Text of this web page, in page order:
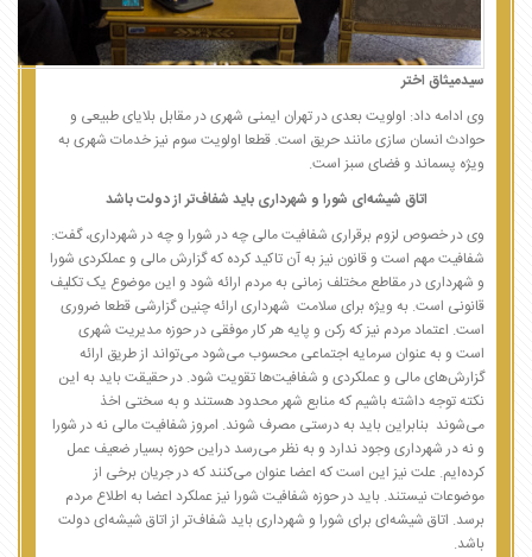
سیدمیثاق اختر
وی ادامه داد: اولویت بعدی در تهران ایمنی شهری در مقابل بلایای طبیعی و
حوادث انسان سازی مانند حریق است. قطعا اولویت سوم نیز خدمات شهری به
ویژه پسماند و فضای سبز است.
اتاق شیشه‌ای شورا و شهرداری باید شفاف‌تر از دولت باشد
وی در خصوص لزوم برقراری شفافیت مالی چه در شورا و چه در شهرداری، گفت:
شفافیت مهم است و قانون نیز به آن تاکید کرده که گزارش مالی و عملکردی شورا
و شهرداری در مقاطع مختلف زمانی به مردم ارائه شود و این موضوع یک تکلیف
قانونی است. به ویژه برای سلامت شهرداری ارائه چنین گزارشی قطعا ضروری
است. اعتماد مردم نیز که رکن و پایه هر کار موفقی در حوزه مدیریت شهری
است و به عنوان سرمایه اجتماعی محسوب می‌شود می‌تواند از طریق ارائه
گزارش‌های مالی و عملکردی و شفافیت‌ها تقویت شود. در حقیقت باید به این
نکته توجه داشته باشیم که منابع شهر محدود هستند و به سختی اخذ
می‌شوند بنابراین باید به درستی مصرف شوند. امروز شفافیت مالی نه در شورا
و نه در شهرداری وجود ندارد و به نظر می‌رسد دراین حوزه بسیار ضعیف عمل
کرده‌ایم. علت نیز این است که اعضا عنوان می‌کنند که در جریان برخی از
موضوعات نیستند. باید در حوزه شفافیت شورا نیز عملکرد اعضا به اطلاع مردم
برسد. اتاق شیشه‌ای برای شورا و شهرداری باید شفاف‌تر از اتاق شیشه‌ای دولت
باشد.